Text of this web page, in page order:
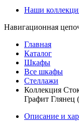
Наши
Навигационная
Главная
Каталог
Шкафы
Все шкафы
Стеллажи
Коллекция
Графит Глянец
Описание и